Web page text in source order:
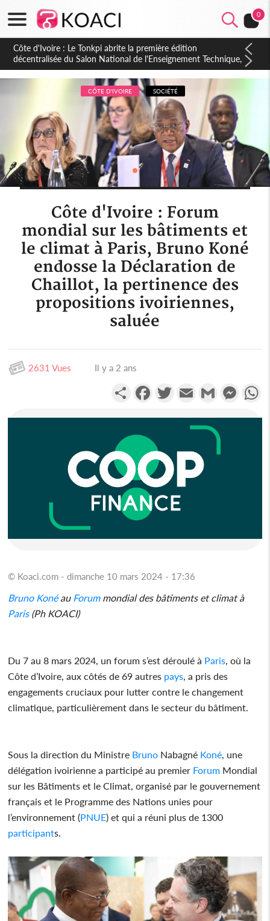
0
Côte d'Ivoire : PPA-CI, Gbagbo délègue une partie de ses
prérogatives de président à 05 cadres, vers sa retraite
politique ?
CÔTE D'IVOIRE SOCIÉTÉ
Côte d'Ivoire : Forum
mondial sur les bâtiments et
le climat à Paris, Bruno Koné
endosse la Déclaration de
Chaillot, la pertinence des
propositions ivoiriennes,
saluée
2631 Vues Il y a 2 ans
PartagerFacebookTwitterEmail Gmail
© Koaci.com - dimanche 10 mars 2024 - 17:36
Bruno Konéau Forummondial des bâtiments et climat à
Paris(Ph KOACI)
Du 7 au 8 mars 2024, un forum s’est déroulé à Paris , où la
Côte d’Ivoire, aux côtés de 69 autres pays , a pris des
engagements cruciaux pour lutter contre le changement
climatique, particulièrement dans le secteur du bâtiment.
Sous la direction du Ministre Bruno Nabagné Koné , une
délégation ivoirienne a participé au premier Forum Mondial
sur les Bâtiments et le Climat, organisé par le gouvernement
français et le Programme des Nations unies pour
l’environnement (PNUE) et qui a réuni plus de 1300
participants.